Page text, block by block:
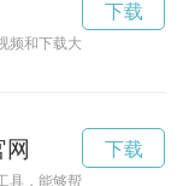
频和下载大文件？国外加
下载
网
具，能够帮助用户在不同
下载